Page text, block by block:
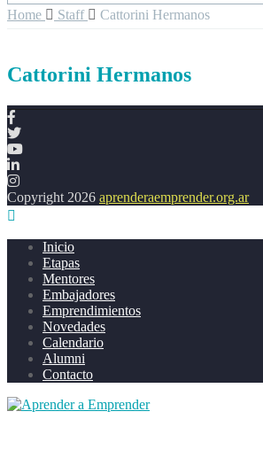
Home Staff Cattorini Hermanos
Cattorini Hermanos
Copyright 2026 aprenderaemprender.org.ar
Inicio
Etapas
Mentores
Embajadores
Emprendimientos
Novedades
Calendario
Alumni
Contacto